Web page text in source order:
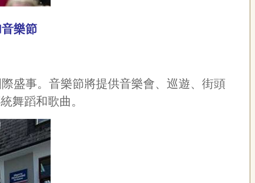
樂節
盛事。音樂節將提供音樂會、巡遊、街頭
舞蹈和歌曲。